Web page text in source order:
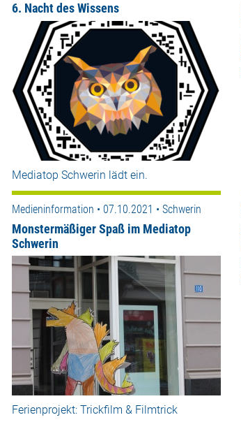
6. Nacht des Wissens
Mediatop Schwerin lädt ein.
Medieninformation • 07.10.2021 • Schwerin
Monstermäßiger Spaß im Mediatop
Schwerin
Ferienprojekt: Trickfilm & Filmtrick